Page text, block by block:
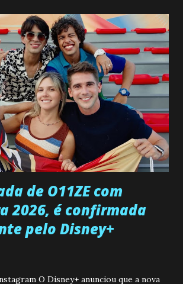
que ele demonstrou ser o tipo de
desejou durante toda a vida. Camila
Gabriel e imagina como seria o
conseguir seduzi-lo. Manuel avisa a
infidelidade de Gabriel com Joana.
se livrar de todas as suspeitas pelo
Francisco, apontando que ele poderia
fúria de Gabriel. Artur informa a Gabriel
por engano outra paciente, que está
de O11ZE com
2026, é confirmada
pelo Disney+
O Disney+ anunciou que a nova